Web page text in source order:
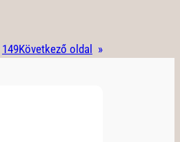
149Következő oldal »